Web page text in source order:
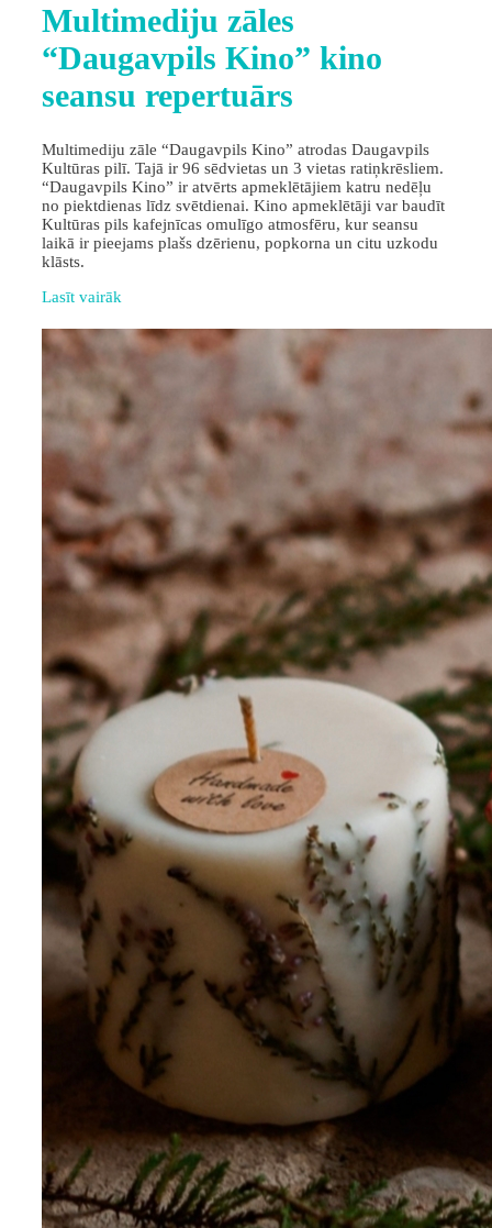
Multimediju zāles
“Daugavpils Kino” kino
seansu repertuārs
Multimediju zāle “Daugavpils Kino” atrodas Daugavpils
Kultūras pilī. Tajā ir 96 sēdvietas un 3 vietas ratiņkrēsliem.
“Daugavpils Kino” ir atvērts apmeklētājiem katru nedēļu
no piektdienas līdz svētdienai. Kino apmeklētāji var baudīt
Kultūras pils kafejnīcas omulīgo atmosfēru, kur seansu
laikā ir pieejams plašs dzērienu, popkorna un citu uzkodu
klāsts.
Lasīt vairāk